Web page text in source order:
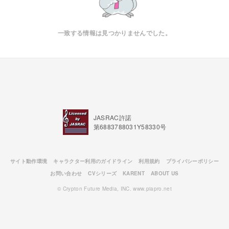
一致する情報は見つかりませんでした。
JASRAC許諾
第6883788031Y58330号
サイト動作環境 キャラクター利用のガイドライン 利用規約
プライバシーポリシー
お問い合わせ
CVシリーズ KARENT ABOUT US
© Crypton Future Media, INC. www.piapro.net